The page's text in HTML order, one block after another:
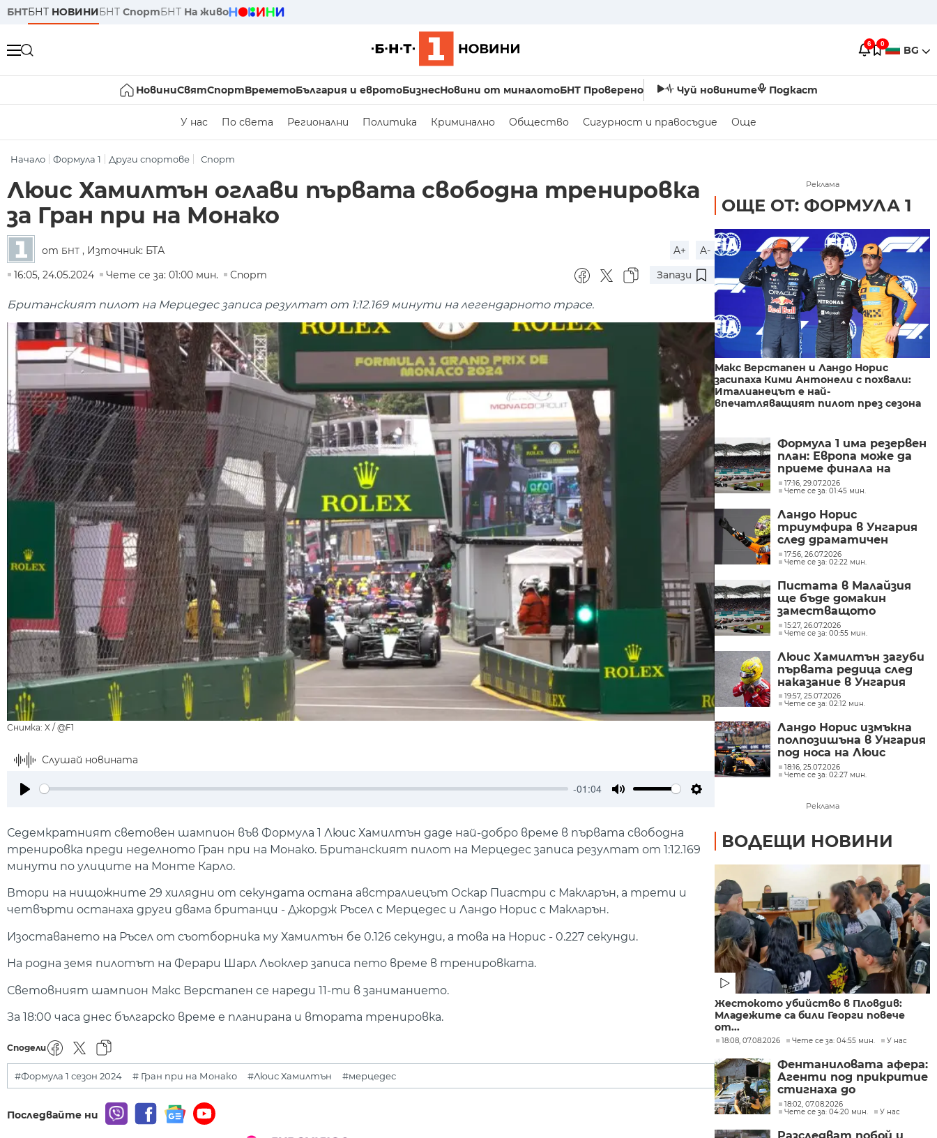
БНТБНТ НОВИНИБНТ СпортБНТ На живо
6 0 BG
НовиниСвятСпортВреметоБългария и евротоБизнесНовини от миналотоБНТ Проверено Чуй новините Подкаст
У нас По света Регионални Политика Криминално Общество Сигурност и правосъдие Още
Начало Формула 1 Други спортове Спорт
Люис Хамилтън оглави първата свободна тренировка
за Гран при на Монако
от БНТ , Източник: БТА A+
A-
16:05, 24.05.2024
Чете се за: 01:00 мин. Спорт Запази
Британският пилот на Мерцедес записа резултат от 1:12.169 минути на легендарното трасе.
Снимка: X / @F1
Слушай новината
-01:04
Седемкратният световен шампион във Формула 1 Люис Хамилтън даде най-добро време в първата свободна
тренировка преди неделното Гран при на Монако. Британският пилот на Мерцедес записа резултат от 1:12.169
минути по улиците на Монте Карло.
Втори на нищожните 29 хилядни от секундата остана австралиецът Оскар Пиастри с Макларън, а трети и
четвърти останаха други двама британци - Джордж Ръсел с Мерцедес и Ландо Норис с Макларън.
Изоставането на Ръсел от съотборника му Хамилтън бе 0.126 секунди, а това на Норис - 0.227 секунди.
На родна земя пилотът на Ферари Шарл Льоклер записа пето време в тренировката.
Световният шампион Макс Верстапен се нареди 11-ти в заниманието.
За 18:00 часа днес българско време е планирана и втората тренировка.
Сподели
#Формула 1 сезон 2024 # Гран при на Монако #Люис Хамилтън #мерцедес
Последвайте ни
Реклама
ОЩЕ ОТ: ФОРМУЛА 1
Макс Верстапен и Ландо Норис
засипаха Кими Антонели с похвали:
Италианецът е най-
впечатляващият пилот през сезона
Формула 1 има резервен
план: Европа може да
приеме финала на
сезона
17:16, 29.07.2026
Чете се за: 01:45 мин.
Ландо Норис
триумфира в Унгария
след драматичен
обрат в Макларън
17:56, 26.07.2026
Чете се за: 02:22 мин.
Пистата в Малайзия
ще бъде домакин
заместващото
състезание за Гран При
на Бахрейн
15:27, 26.07.2026
Чете се за: 00:55 мин.
Люис Хамилтън загуби
първата редица след
наказание в Унгария
19:57, 25.07.2026
Чете се за: 02:12 мин.
Ландо Норис измъкна
полпозишъна в Унгария
под носа на Люис
Хамилтън
18:16, 25.07.2026
Чете се за: 02:27 мин.
Реклама
ВОДЕЩИ НОВИНИ
Жестокото убийство в Пловдив:
Младежите са били Георги повече
от...
18:08, 07.08.2026 Чете се за: 04:55 мин. У нас
Фентаниловата афера:
Агенти под прикритие
стигнаха до
лабораторията във
„Факултета“
18:02, 07.08.2026
Чете се за: 04:20 мин.
У нас